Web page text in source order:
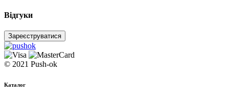
Відгуки
Зареєструватися
© 2021 Push-ok
Каталог